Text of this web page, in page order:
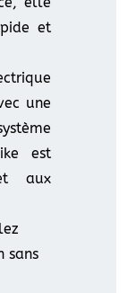
et
une
est
aux
sans